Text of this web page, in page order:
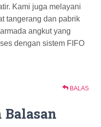
Kami juga melayani
tangerang dan pabrik
angkut yang
dengan sistem FIFO
BALAS